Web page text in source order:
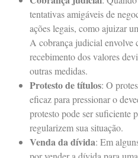
tentativas amigáveis de
ações legais, como ajuizar
A cobrança judicial envolve
recebimento dos valores
outras medidas.
Protesto de títulos: O
eficaz para pressionar o
protesto pode ser suficiente
regularizem sua situação.
Venda da dívida: Em